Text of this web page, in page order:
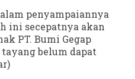
penyampaiannya
ini secepatnya akan
PT. Bumi Gegap
belum dapat